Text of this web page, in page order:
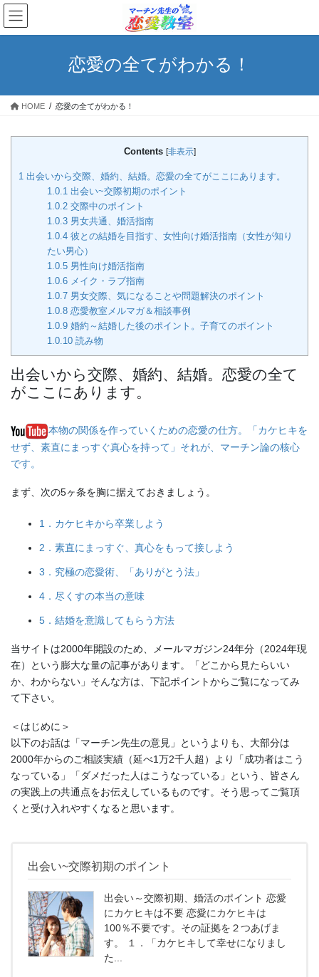
コ
ン
テ
ス
ナ
ビ
ゲ
ン
恋愛の全てがわかる！
HOME 恋愛の全てがわかる！
Contents [非表示]
1 出会いから交際、婚約、結婚。恋愛の全てがここにあります。
1.0.1出会い~交際初期のポイント
1.0.2交際中のポイント
1.0.3男女共通、婚活指南
1.0.4彼との結婚を目指す、女性向け婚活指南（女性が知り
たい男心）
1.0.5男性向け婚活指南
1.0.6メイク・ラブ指南
1.0.7男女交際、気になることや問題解決のポイント
1.0.8恋愛教室メルマガ＆相談事例
1.0.9婚約～結婚した後のポイント。子育てのポイント
1.0.10読み物
出会いから交際、婚約、結婚。恋愛の全て
がここにあります。
本物の関係を作っていくための恋愛の仕方。「カケヒキを
せず、素直にまっすぐ真心を持って」それが、マーチン論の核心
です。
まず、次の5ヶ条を胸に据えておきましょう。
1．カケヒキから卒業しよう
2．素直にまっすぐ、真心をもって接しよう
3．究極の恋愛術、「ありがとう法」
4．尽くすの本当の意味
5．結婚を意識してもらう方法
当サイトは2000年開設のため、メールマガジン24年分（2024年現
在）という膨大な量の記事があります。「どこから見たらいい
か、わからない」そんな方は、下記ポイントからご覧になってみ
て下さい。
＜はじめに＞
以下のお話は「マーチン先生の意見」というよりも、大部分は
2000年からのご相談実績（延べ1万2千人超）より「成功者はこう
なっている」「ダメだった人はこうなっている」という、皆さん
の実践上の共通点をお伝えしているものです。そう思ってご覧頂
くと受け入れやすくなると思います。
出会い~交際初期のポイント
出会い～交際初期、婚活のポイント 恋愛
にカケヒキは不要 恋愛にカケヒキは
100％不要です。その証拠を２つあげま
す。 １．「カケヒキして幸せになりまし
た...